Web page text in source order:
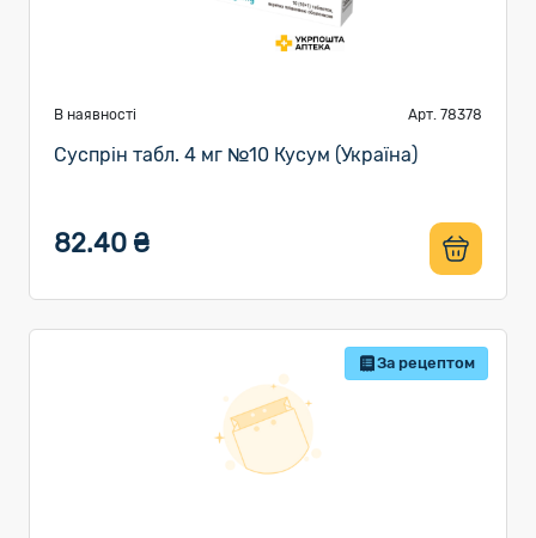
В наявності Арт. 78378
Суспрін табл. 4 мг №10 Кусум (Україна)
82.40 ₴
За рецептом